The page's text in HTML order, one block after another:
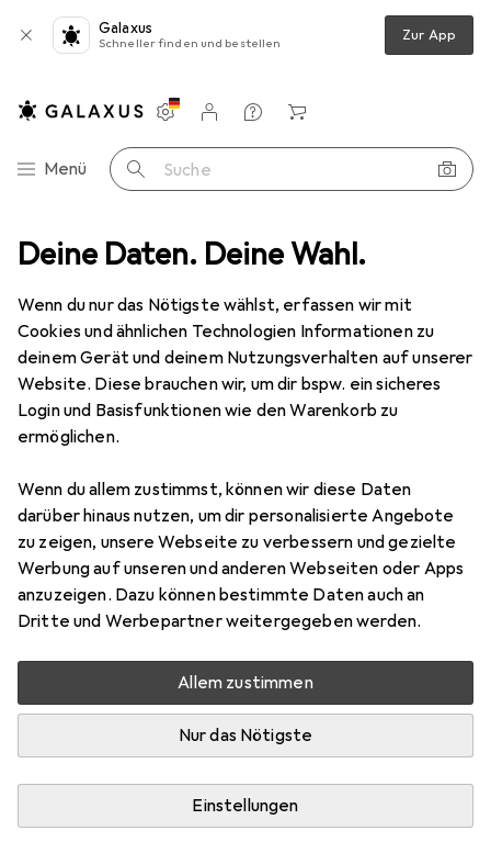
Deine Daten. Deine Wahl.
Wenn du nur das Nötigste wählst, erfassen wir mit
Cookies und ähnlichen Technologien Informationen zu
deinem Gerät und deinem Nutzungsverhalten auf unserer
Website. Diese brauchen wir, um dir bspw. ein sicheres
Login und Basisfunktionen wie den Warenkorb zu
ermöglichen.
Wenn du allem zustimmst, können wir diese Daten
darüber hinaus nutzen, um dir personalisierte Angebote
zu zeigen, unsere Webseite zu verbessern und gezielte
Werbung auf unseren und anderen Webseiten oder Apps
anzuzeigen. Dazu können bestimmte Daten auch an
Dritte und Werbepartner weitergegeben werden.
Allem zustimmen
Nur das Nötigste
Einstellungen
Galaxus
Schneller finden und bestellen Zur App
Navigation nach Kategorien
Menü Suche
Einstellungen
Kundenkonto
Vergleichslisten
Merklisten
Warenkorb
Geräte Schutzfolie Dipos Displayschutzfolie Crystalclear
4 Bilder
DiposDisplayschutzfolie Crystalclear
EUR
5,89
121
Bewertungen
Mehr als 10 Stück an Lager beim Drittanbieter
Lieferort angeben für genaue Lieferzeit
In den Warenkorb